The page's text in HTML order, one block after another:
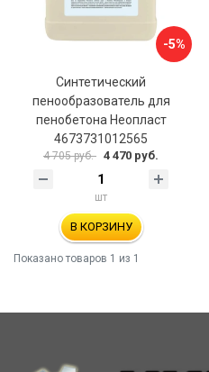
-5%
Синтетический
пенообразователь для
пенобетона Неопласт
4673731012565
4 705 руб. 4 470 руб.
шт
В КОРЗИНУ
Показано товаров 1 из 1